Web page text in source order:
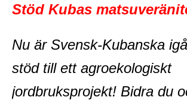
Stöd Kubas
Nu är Svensk-Kubanska
stöd till ett agroekologiskt
jordbruksprojekt! Bidra du